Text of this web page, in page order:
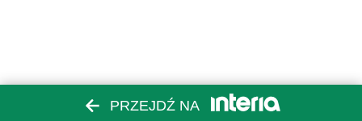
PRZEJDŹ NA